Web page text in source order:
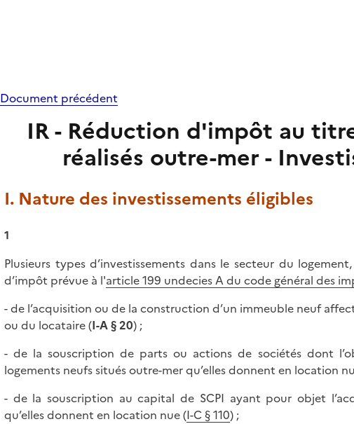
Document précédent
IR - Réduction d'impôt au
réalisés outre-mer -
I. Nature des investissements éligibles
1
Plusieurs types d’investissements dans le secteur du
d’impôt prévue à l'article 199 undecies A du code général des
- de l’acquisition ou de la construction d’un immeuble neuf
ou du locataire (I-A § 20) ;
- de la souscription de parts ou actions de sociétés dont
logements neufs situés outre-mer qu’elles donnent en location
- de la souscription au capital de SCPI ayant pour objet
qu’elles donnent en location nue (I-C § 110) ;